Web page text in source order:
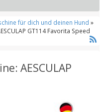
für dich und deinen Hund »
GT114 Favorita Speed
AESCULAP